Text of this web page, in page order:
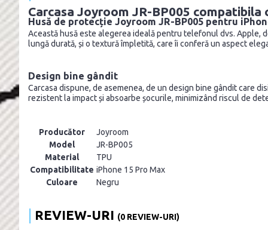
Carcasa Joyroom JR-BP005 compatibila
Husă de protecție Joyroom JR-BP005 pentru
Această husă este alegerea ideală pentru telefonul dvs. Apple,
lungă durată, și o textură împletită, care îi conferă un aspect
Design bine gândit
Carcasa dispune, de asemenea, de un design bine gândit care
rezistent la impact și absoarbe șocurile, minimizând riscul de
Producător
Joyroom
Model
JR-BP005
Material
TPU
Compatibilitate iPhone 15 Pro Max
Culoare
Negru
REVIEW-URI (0 REVIEW-URI)